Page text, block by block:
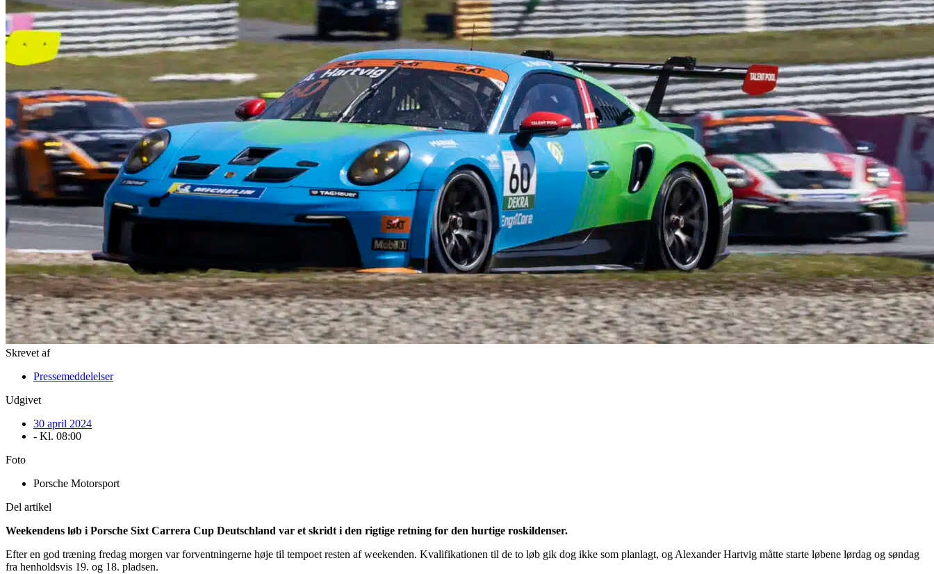
Skrevet af
Pressemeddelelser
Udgivet
30 april 2024
- Kl. 08:00
Foto
Porsche Motorsport
Del artikel
Weekendens løb i Porsche Sixt Carrera Cup Deutschland var et skridt i den rigtige retning for den hurtige roskildenser.
Efter en god træning fredag morgen var forventningerne høje til tempoet resten af weekenden. Kvalifikationen til de to løb gik dog ikke som planlagt, og Alexander Hartvig måtte starte løbene lørdag og søndag
fra henholdsvis 19. og 18. pladsen.